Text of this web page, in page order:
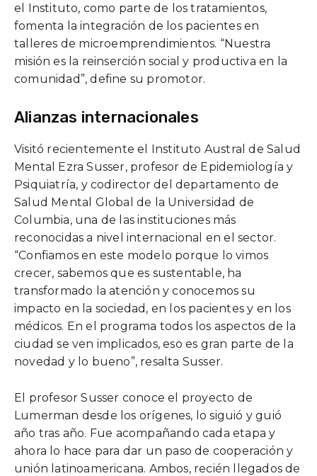
el Instituto, como parte de los tratamientos,
fomenta la integración de los pacientes en
talleres de microemprendimientos. “Nuestra
misión es la reinserción social y productiva en la
comunidad”, define su promotor.
Alianzas internacionales
Visitó recientemente el Instituto Austral de Salud
Mental Ezra Susser, profesor de Epidemiología y
Psiquiatría, y codirector del departamento de
Salud Mental Global de la Universidad de
Columbia, una de las instituciones más
reconocidas a nivel internacional en el sector.
“Confiamos en este modelo porque lo vimos
crecer, sabemos que es sustentable, ha
transformado la atención y conocemos su
impacto en la sociedad, en los pacientes y en los
médicos. En el programa todos los aspectos de la
ciudad se ven implicados, eso es gran parte de la
novedad y lo bueno”, resalta Susser.
El profesor Susser conoce el proyecto de
Lumerman desde los orígenes, lo siguió y guió
año tras año. Fue acompañando cada etapa y
ahora lo hace para dar un paso de cooperación y
unión latinoamericana. Ambos, recién llegados de